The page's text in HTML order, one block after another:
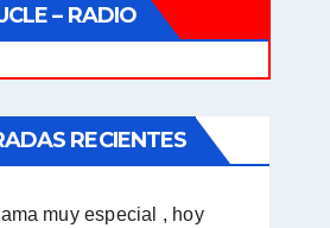
– RADIO
RECIENTES
muy especial , hoy